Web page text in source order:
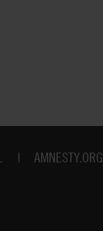
AMNESTY.ORG